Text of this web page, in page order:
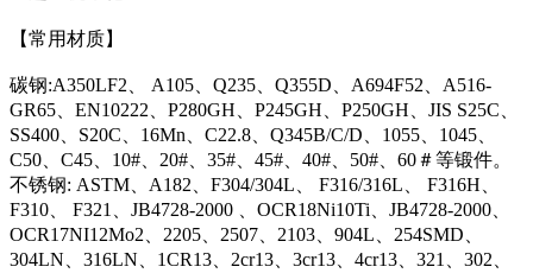
【常用材质】
碳钢:A350LF2、 A105、Q235、Q355D、A694F52、A516-
GR65、EN10222、P280GH、P245GH、P250GH、JIS S25C、
SS400、S20C、16Mn、C22.8、Q345B/C/D、1055、1045、
C50、C45、10#、20#、35#、45#、40#、50#、60＃等锻件。
不锈钢: ASTM、A182、F304/304L、 F316/316L、 F316H、
F310、 F321、JB4728-2000 、OCR18Ni10Ti、JB4728-2000、
OCR17NI12Mo2、2205、2507、2103、904L、254SMD、
304LN、316LN、1CR13、2cr13、3cr13、4cr13、321、302、